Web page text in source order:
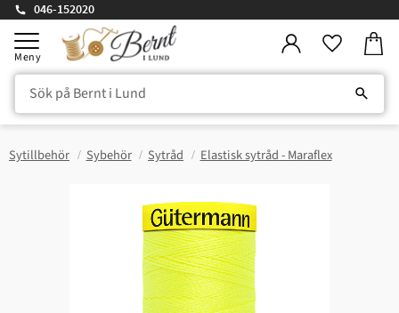
Meny
046-152020
Sytillbehör Sybehör Sytråd Elastisk sytråd - Maraflex